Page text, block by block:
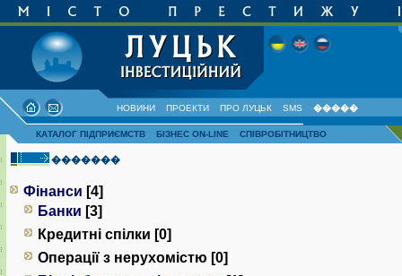
НОВИНИ ПРОЕКТИ ПРО ЛУЦЬК SMS �����
КАТАЛОГ ПІДПРИЄМСТВ БІЗНЕС ON-LINE СПІВРОБІТНИЦТВО
�������
Фінанси [4]
Банки [3]
Кредитні спілки [0]
Операції з нерухомістю [0]